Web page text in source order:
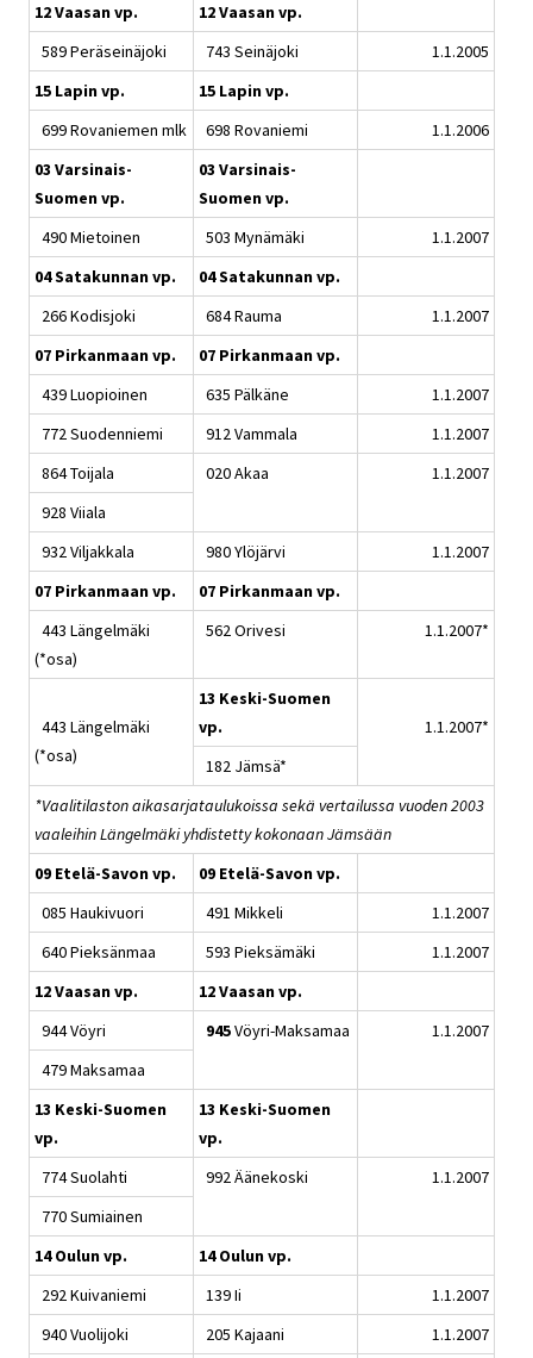
12 Vaasan vp.
12 Vaasan vp.
589 Peräseinäjoki
743 Seinäjoki
1.1.2005
15 Lapin vp.
15 Lapin vp.
699 Rovaniemen mlk
698 Rovaniemi
1.1.2006
03 Varsinais-
Suomen vp.
03 Varsinais-
Suomen vp.
490 Mietoinen
503 Mynämäki
1.1.2007
04 Satakunnan vp.
04 Satakunnan vp.
266 Kodisjoki
684 Rauma
1.1.2007
07 Pirkanmaan vp.
07 Pirkanmaan vp.
439 Luopioinen
635 Pälkäne
1.1.2007
772 Suodenniemi
912 Vammala
1.1.2007
864 Toijala
020 Akaa
1.1.2007
928 Viiala
932 Viljakkala
980 Ylöjärvi
1.1.2007
07 Pirkanmaan vp.
07 Pirkanmaan vp.
443 Längelmäki
(*osa)
562 Orivesi 1.1.2007*
443 Längelmäki
(*osa)
13 Keski-Suomen
vp.
1.1.2007*
182 Jämsä*
*Vaalitilaston aikasarjataulukoissa sekä vertailussa vuoden 2003
vaaleihin Längelmäki yhdistetty kokonaan Jämsään
09 Etelä-Savon vp.
09 Etelä-Savon vp.
085 Haukivuori
491 Mikkeli
1.1.2007
640 Pieksänmaa
593 Pieksämäki
1.1.2007
12 Vaasan vp.
12 Vaasan vp.
944 Vöyri
945Vöyri-Maksamaa
1.1.2007
479 Maksamaa
13 Keski-Suomen
vp.
13 Keski-Suomen
vp.
774 Suolahti
992 Äänekoski
1.1.2007
770 Sumiainen
14 Oulun vp.
14 Oulun vp.
292 Kuivaniemi
139 Ii
1.1.2007
940 Vuolijoki
205 Kajaani
1.1.2007